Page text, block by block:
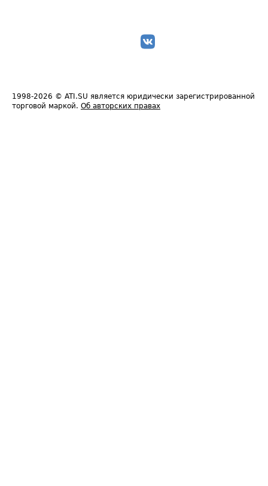
1998-2026 © ATI.SU является юридически зарегистрированной
торговой маркой. Об авторских правах